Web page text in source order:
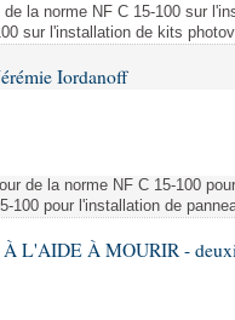
la norme NF C 15-100 sur
sur l'installation de kits
Iordanoff
de la norme NF C 15-100
100 pour l'installation de
L'AIDE À MOURIR -